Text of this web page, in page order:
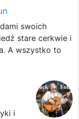
swoich
stare cerkwie i
A wszystko to
i